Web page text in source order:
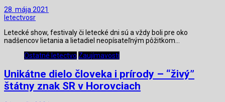
28. mája 2021
letectvosr
Letecké show, festivaly či letecké dni sú a vždy boli pre oko
nadšencov lietania a lietadiel neopísateľným pôžitkom…
Ostatné letectvo Zaujímavosti
Unikátne dielo človeka i prírody – “živý”
štátny znak SR v Horovciach